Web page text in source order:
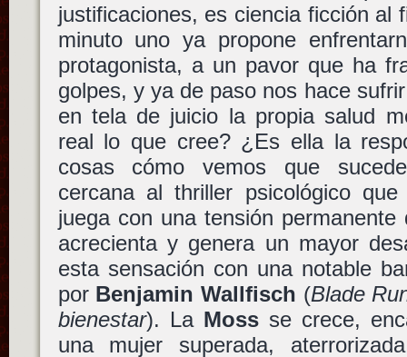
justificaciones, es ciencia ficción al
minuto uno ya propone
protagonista, a un pavor que ha
golpes, y ya de paso nos hace
en tela de juicio la propia salud
real lo que cree? ¿Es ella la
cosas cómo vemos que
cercana al thriller psicológico
juega con una tensión
acrecienta y genera un mayor
esta sensación con una notable
por Benjamin Wallfisch (Blade
bienestar). La Mossse crece,
una mujer superada,